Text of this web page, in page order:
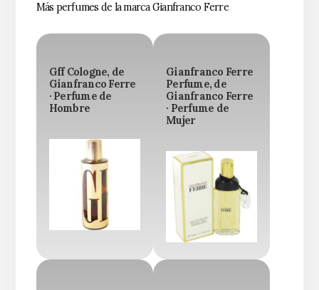
Más perfumes de la marca Gianfranco Ferre
Gff Cologne, de
Gianfranco Ferre
· Perfume de
Hombre
Gianfranco Ferre
Perfume, de
Gianfranco Ferre
· Perfume de
Mujer